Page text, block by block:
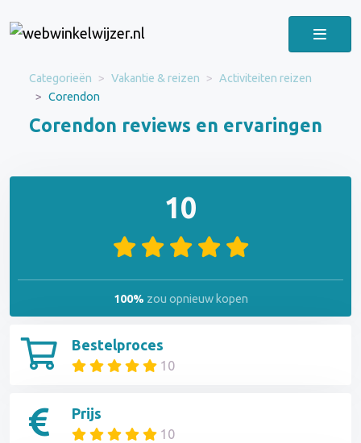
Categorieën Vakantie & reizen
Activiteiten reizen
Corendon
Corendon reviews en ervaringen
Bestelproces
10
Prijs
10
10
100% zou opnieuw kopen